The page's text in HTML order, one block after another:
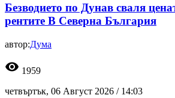
Безводието по Дунав сваля
рентите В Северна България
автор:Дума
visibility 1959
четвъртък, 06 Август 2026 / 14:03